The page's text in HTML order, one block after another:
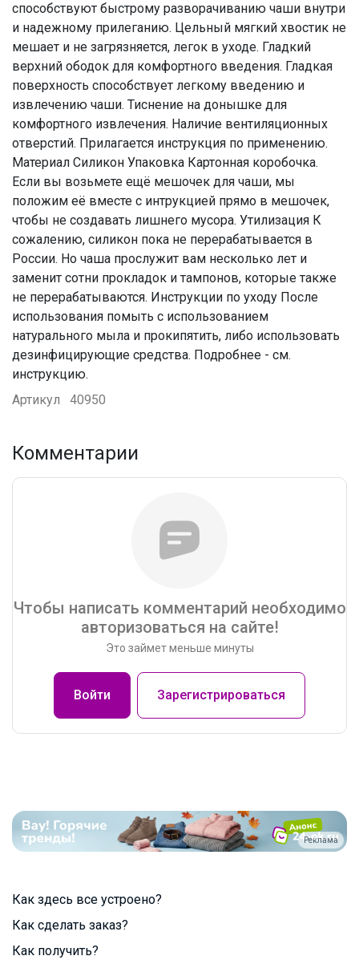
способствуют быстрому разворачиванию чаши внутри
и надежному прилеганию. Цельный мягкий хвостик не
мешает и не загрязняется, легок в уходе. Гладкий
верхний ободок для комфортного введения. Гладкая
поверхность способствует легкому введению и
извлечению чаши. Тиснение на донышке для
комфортного извлечения. Наличие вентиляционных
отверстий. Прилагается инструкция по применению.
Материал Силикон Упаковка Картонная коробочка.
Если вы возьмете ещё мешочек для чаши, мы
положим её вместе с интрукцией прямо в мешочек,
чтобы не создавать лишнего мусора. Утилизация К
сожалению, силикон пока не перерабатывается в
России. Но чаша прослужит вам несколько лет и
заменит сотни прокладок и тампонов, которые также
не перерабатываются. Инструкции по уходу После
использования помыть с использованием
натурального мыла и прокипятить, либо использовать
дезинфицирующие средства. Подробнее - см.
инструкцию.
Артикул
40950
Комментарии
Чтобы написать комментарий необходимо
авторизоваться на сайте!
Это займет меньше минуты
Войти Зарегистрироваться
Реклама
Как здесь все устроено?
Как сделать заказ?
Как получить?